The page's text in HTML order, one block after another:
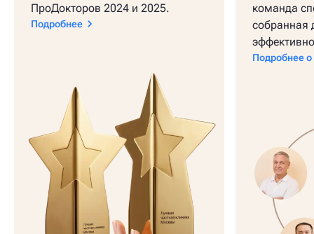
ПроДокторов 2024 и 2025.
Подробнее
команда
собранная
Подробнее о